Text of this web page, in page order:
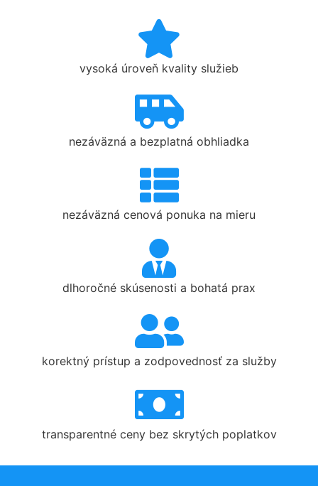
vysoká úroveň kvality služieb
nezáväzná a bezplatná obhliadka
nezáväzná cenová ponuka na mieru
dlhoročné skúsenosti a bohatá prax
korektný prístup a zodpovednosť za služby
transparentné ceny bez skrytých poplatkov